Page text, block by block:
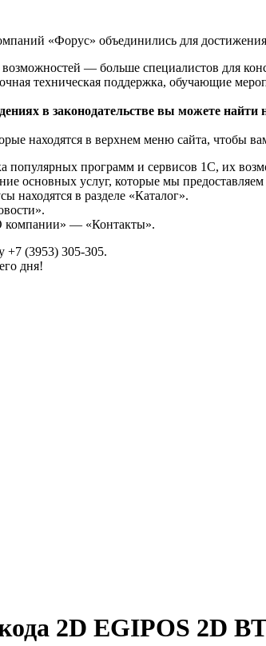
«Форус» объединились для
— больше специалистов для
техническая поддержка, обучающие
в законодательстве вы можете найти
находятся в верхнем меню сайта, чтобы
популярных программ и сервисов 1С, их
основных услуг, которые мы предоставляем
находятся в разделе «Каталог».
компании» — «Контакты».
+7 (3953) 305-305.
дня!
2D EGIPOS 2D